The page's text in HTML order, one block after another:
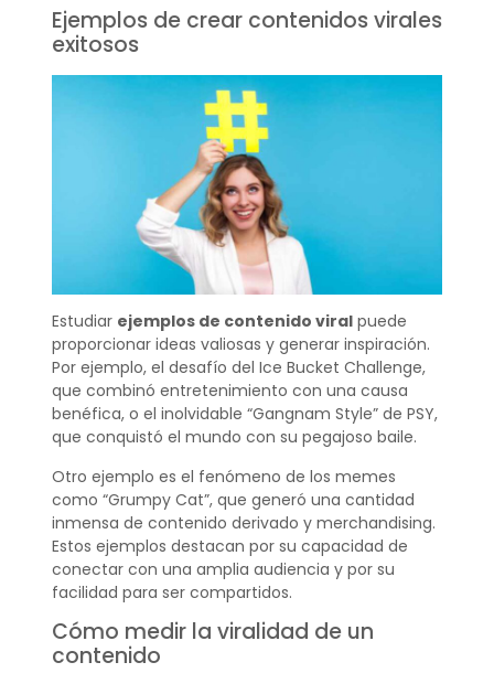
Ejemplos de crear contenidos virales
exitosos
Estudiar ejemplos de contenido viralpuede
proporcionar ideas valiosas y generar inspiración.
Por ejemplo, el desafío del Ice Bucket Challenge,
que combinó entretenimiento con una causa
benéfica, o el inolvidable “Gangnam Style” de PSY,
que conquistó el mundo con su pegajoso baile.
Otro ejemplo es el fenómeno de los memes
como “Grumpy Cat”, que generó una cantidad
inmensa de contenido derivado y merchandising.
Estos ejemplos destacan por su capacidad de
conectar con una amplia audiencia y por su
facilidad para ser compartidos.
Cómo medir la viralidad de un
contenido